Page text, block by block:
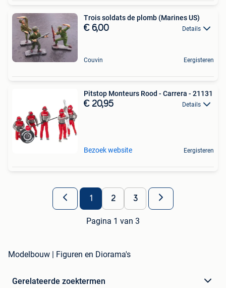
Trois soldats de plomb (Marines US)
€ 6,00 Details
Couvin Eergisteren
Pitstop Monteurs Rood - Carrera - 21131
€ 20,95 Details
Bezoek website Eergisteren
1 2 3
Pagina 1 van 3
Modelbouw | Figuren en Diorama's
Gerelateerde zoektermen